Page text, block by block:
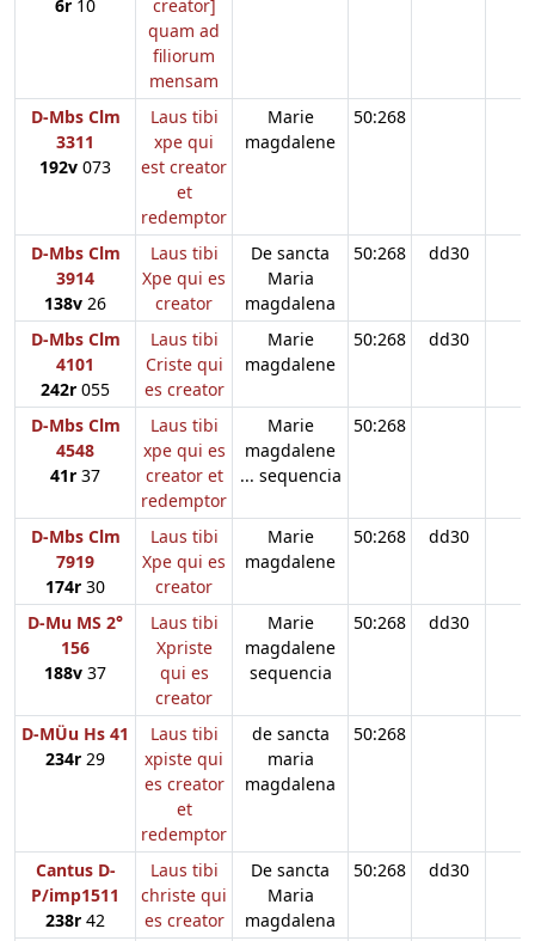
6r 10
creator]
quam ad
filiorum
mensam
D-Mbs Clm
3311
192v 073
Laus tibi
xpe qui
est creator
et
redemptor
Marie
magdalene
50:268
D-Mbs Clm
3914
138v 26
Laus tibi
Xpe qui es
creator
De sancta
Maria
magdalena
50:268 dd30
D-Mbs Clm
4101
242r 055
Laus tibi
Criste qui
es creator
Marie
magdalene
50:268 dd30
D-Mbs Clm
4548
41r 37
Laus tibi
xpe qui es
creator et
redemptor
Marie
magdalene
... sequencia
50:268
D-Mbs Clm
7919
174r 30
Laus tibi
Xpe qui es
creator
Marie
magdalene
50:268 dd30
D-Mu MS 2°
156
188v 37
Laus tibi
Xpriste
qui es
creator
Marie
magdalene
sequencia
50:268 dd30
D-MÜu Hs 41
234r 29
Laus tibi
xpiste qui
es creator
et
redemptor
de sancta
maria
magdalena
50:268
Cantus D-
P/imp1511
238r 42
Laus tibi
christe qui
es creator
De sancta
Maria
magdalena
50:268 dd30